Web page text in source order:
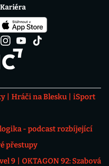
Hráči na Blesku
iSport
- podcast rozbíjející
přestupy
9
OKTAGON 92: Szabová
Kariéra